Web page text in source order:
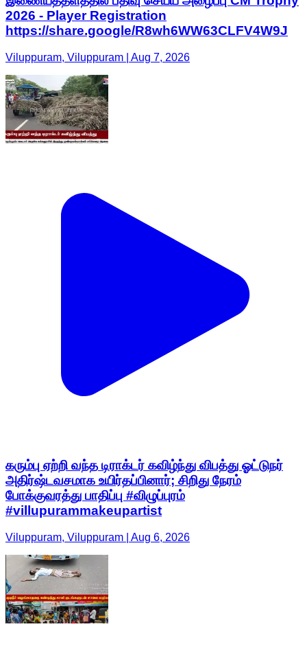
2026 - Player Registration
https://share.google/R8wh6WW63CLFV4W9J
Viluppuram, Viluppuram | Aug 7, 2026
கரும்பு ஏற்றி வந்த டிராக்டர் கவிழ்ந்து விபத்து ஓட்டுநர்
அதிர்ஷ்டவசமாக உயிர்தப்பினார்; சிறிது நேரம்
போக்குவரத்து பாதிப்பு #விழுப்புரம்
#villupurammakeupartist
Viluppuram, Viluppuram | Aug 6, 2026